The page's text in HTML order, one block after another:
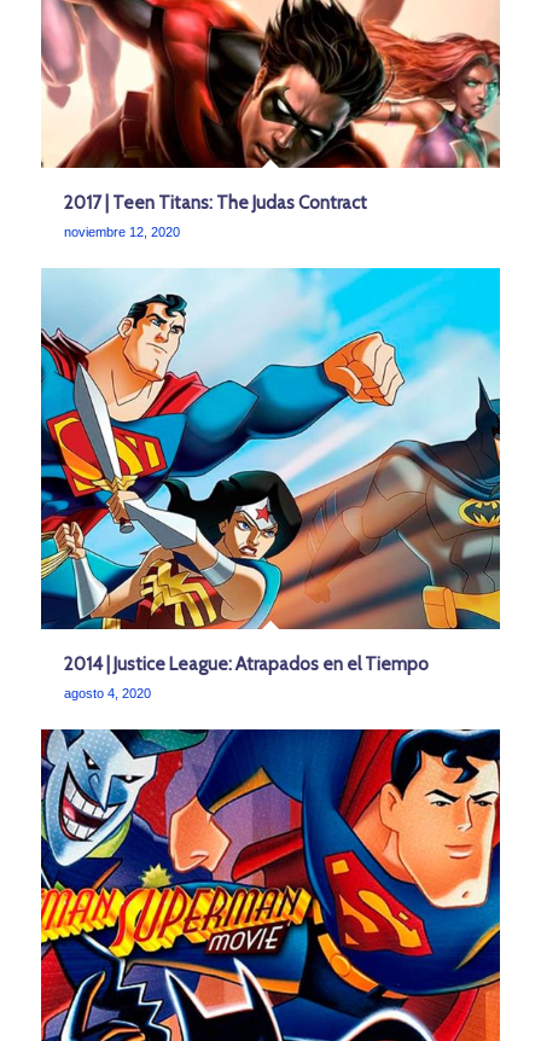
2017 | Teen Titans: The Judas Contract
noviembre 12, 2020
2014 | Justice League: Atrapados en el Tiempo
agosto 4, 2020